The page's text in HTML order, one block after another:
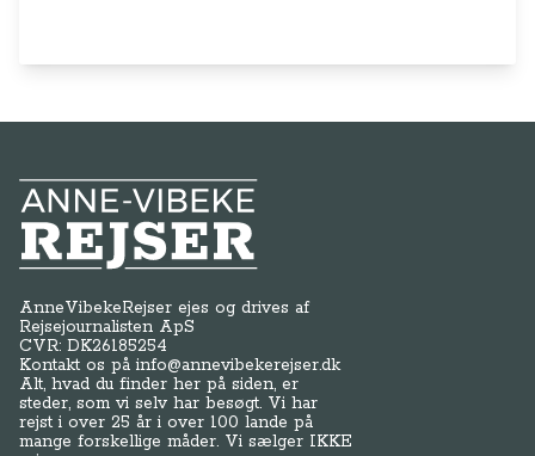
Anne-Vibeke Rejser
AnneVibekeRejser ejes og drives af
Rejsejournalisten ApS
CVR: DK26185254
Kontakt os påinfo@annevibekerejser.dk
Alt, hvad du finder her på siden, er
steder, som vi selv har besøgt. Vi har
rejst i over 25 år i over 100 lande på
mange forskellige måder. Vi sælger IKKE